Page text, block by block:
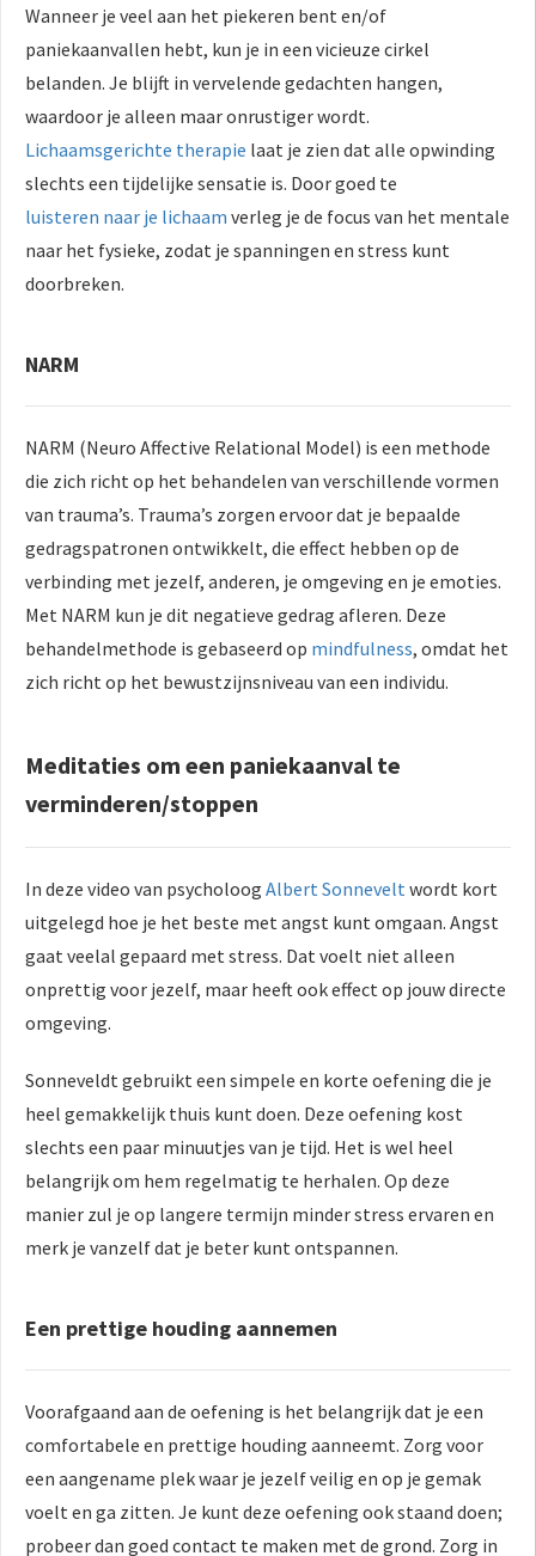
Wanneer je veel aan het piekeren bent en/of
paniekaanvallen hebt, kun je in een vicieuze cirkel
belanden. Je blijft in vervelende gedachten hangen,
waardoor je alleen maar onrustiger wordt.
Lichaamsgerichte therapie laat je zien dat alle opwinding
slechts een tijdelijke sensatie is. Door goed te
luisteren naar je lichaam verleg je de focus van het mentale
naar het fysieke, zodat je spanningen en stress kunt
doorbreken.
NARM
NARM (Neuro Affective Relational Model) is een methode
die zich richt op het behandelen van verschillende vormen
van trauma’s. Trauma’s zorgen ervoor dat je bepaalde
gedragspatronen ontwikkelt, die effect hebben op de
verbinding met jezelf, anderen, je omgeving en je emoties.
Met NARM kun je dit negatieve gedrag afleren. Deze
behandelmethode is gebaseerd op mindfulness, omdat het
zich richt op het bewustzijnsniveau van een individu.
Meditaties om een paniekaanval te
verminderen/stoppen
In deze video van psycholoog Albert Sonnevelt wordt kort
uitgelegd hoe je het beste met angst kunt omgaan. Angst
gaat veelal gepaard met stress. Dat voelt niet alleen
onprettig voor jezelf, maar heeft ook effect op jouw directe
omgeving.
Sonneveldt gebruikt een simpele en korte oefening die je
heel gemakkelijk thuis kunt doen. Deze oefening kost
slechts een paar minuutjes van je tijd. Het is wel heel
belangrijk om hem regelmatig te herhalen. Op deze
manier zul je op langere termijn minder stress ervaren en
merk je vanzelf dat je beter kunt ontspannen.
Een prettige houding aannemen
Voorafgaand aan de oefening is het belangrijk dat je een
comfortabele en prettige houding aanneemt. Zorg voor
een aangename plek waar je jezelf veilig en op je gemak
voelt en ga zitten. Je kunt deze oefening ook staand doen;
probeer dan goed contact te maken met de grond. Zorg in